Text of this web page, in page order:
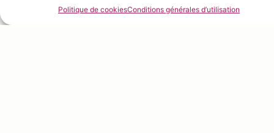
Politique de cookiesConditions générales d’utilisation